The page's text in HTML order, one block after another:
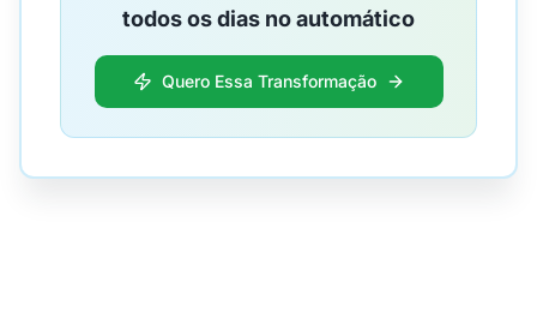
todos os dias no automático
Quero Essa Transformação